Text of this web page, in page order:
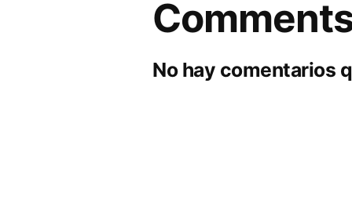
No hay comentarios